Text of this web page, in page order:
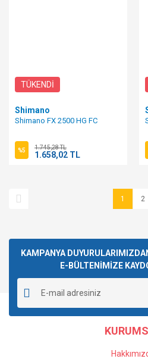
TÜKENDİ
Shimano
Shimano FX 2500 HG FC
%5 1.745,28 TL
1.658,02 TL
1 2
KAMPANYA
E-BÜLTENİMİZE